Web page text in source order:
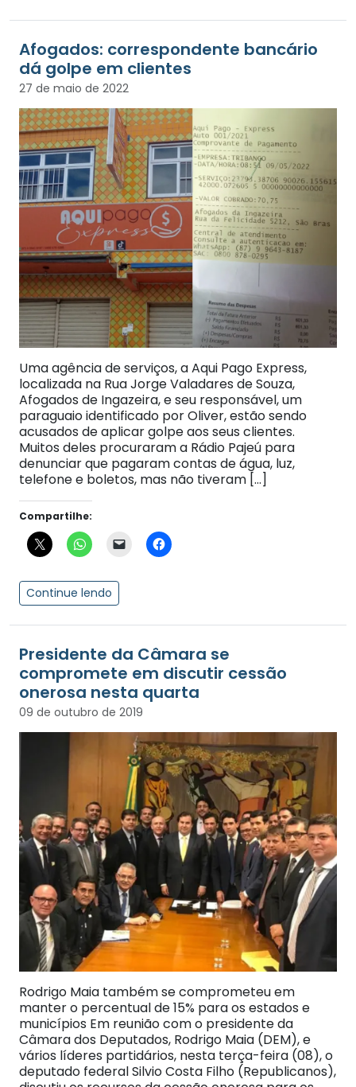
Afogados: correspondente bancário
dá golpe em clientes
27 de maio de 2022
Uma agência de serviços, a Aqui Pago Express,
localizada na Rua Jorge Valadares de Souza,
Afogados de Ingazeira, e seu responsável, um
paraguaio identificado por Oliver, estão sendo
acusados de aplicar golpe aos seus clientes.
Muitos deles procuraram a Rádio Pajeú para
denunciar que pagaram contas de água, luz,
telefone e boletos, mas não tiveram […]
Compartilhe:
Continue lendo
Presidente da Câmara se
compromete em discutir cessão
onerosa nesta quarta
09 de outubro de 2019
Rodrigo Maia também se comprometeu em
manter o percentual de 15% para os estados e
municípios Em reunião com o presidente da
Câmara dos Deputados, Rodrigo Maia (DEM), e
vários líderes partidários, nesta terça-feira (08), o
deputado federal Silvio Costa Filho (Republicanos),